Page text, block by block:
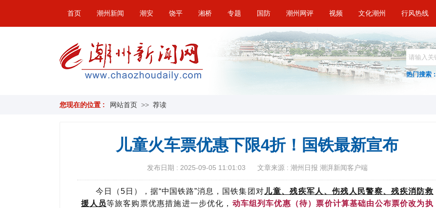
首页 潮州新闻 潮安 饶平 湘桥 专题 国防 潮州网评 视频 文化潮州 行风热线
热门搜索 :
您现在的位置 : 网站首页 >> 荐读
儿童火车票优惠下限4折！国铁最新宣布
发布日期 : 2025-09-05 11:01:03 文章来源 : 潮州日报 潮湃新闻客户端
今日（5日），据“中国铁路”消息， 国铁集团对 儿童、残疾军人、伤残人民警察、残疾消防救
援人员等旅客购票优惠措施进一步优化， 动车组列车优惠（待）票价计算基础由公布票价改为执